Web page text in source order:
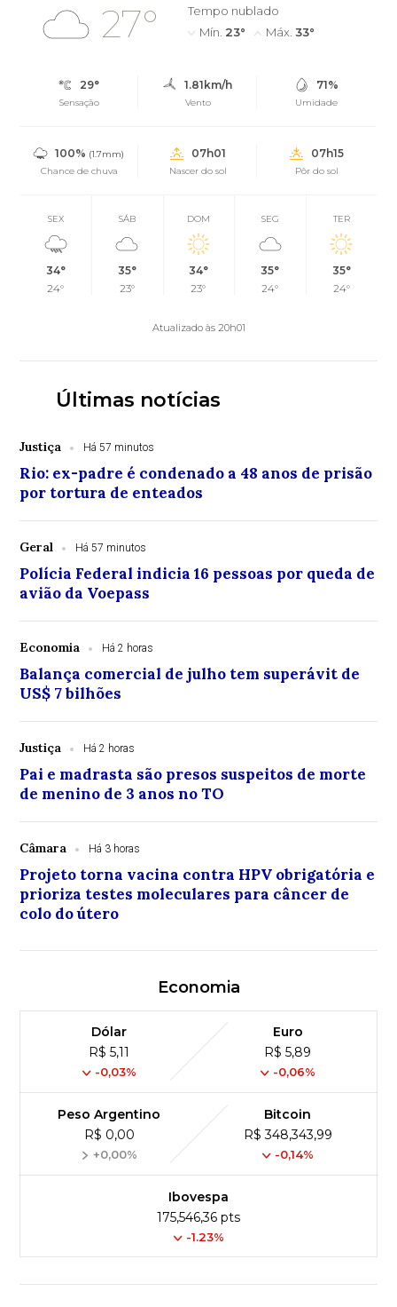
27°
Tempo nublado
Mín. 23° Máx. 33°
29°
Sensação
1.81km/h
Vento
71%
Umidade
100% (1.7mm)
Chance de chuva
07h01
Nascer do sol
07h15
Pôr do sol
SEX
34°
24°
SÁB
35°
23°
DOM
34°
23°
SEG
35°
24°
TER
35°
24°
Atualizado às 20h01
Últimas notícias
Justiça Há 57 minutos
Rio: ex-padre é condenado a 48 anos de prisão
por tortura de enteados
Geral Há 57 minutos
Polícia Federal indicia 16 pessoas por queda de
avião da Voepass
Economia Há 2 horas
Balança comercial de julho tem superávit de
US$ 7 bilhões
Justiça Há 2 horas
Pai e madrasta são presos suspeitos de morte
de menino de 3 anos no TO
Câmara Há 3 horas
Projeto torna vacina contra HPV obrigatória e
prioriza testes moleculares para câncer de
colo do útero
Economia
Dólar
R$ 5,11
-0,03%
Euro
R$ 5,89
-0,06%
Peso Argentino
R$ 0,00
+0,00%
Bitcoin
R$ 348,343,99
-0,14%
Ibovespa
175,546,36 pts
-1.23%